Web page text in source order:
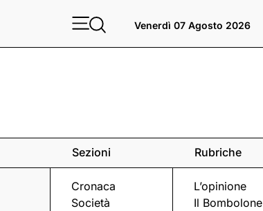
Venerdì 07 Agosto 2026
Sezioni
Cronaca
Società
Rubriche
L’opinione
Il Bombolone